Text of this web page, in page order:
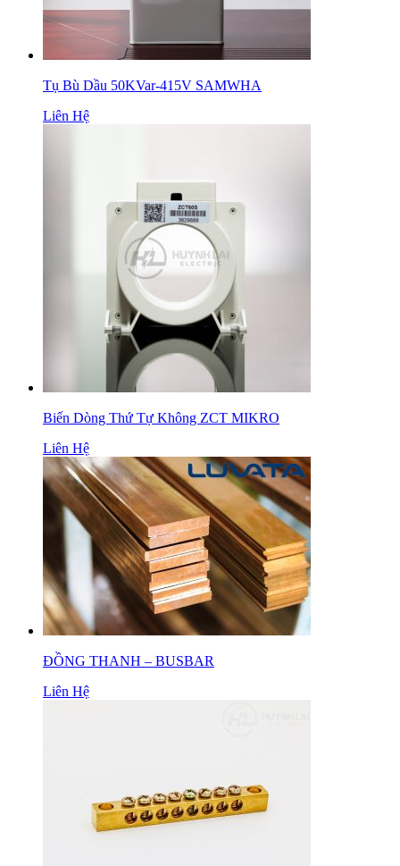
Tụ Bù Dầu 50KVar-415V SAMWHA
Liên Hệ
Biến Dòng Thứ Tự Không ZCT MIKRO
Liên Hệ
ĐỒNG THANH – BUSBAR
Liên Hệ